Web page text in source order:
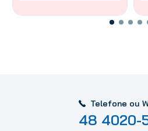
Telefone ou
48 4020-